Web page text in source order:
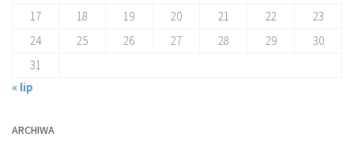
17
18 19 20 21 22
23
24
25 26 27 28 29
30
31
« lip
ARCHIWA